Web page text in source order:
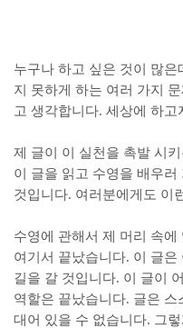
누구나 하고 싶은 것이 많
지 못하게 하는 여러 가지
고 생각합니다. 세상에 하
제 글이 이 실천을 촉발 시
이 글을 읽고 수영을 배우러
것입니다. 여러분에게도 이
수영에 관해서 제 머리 속
여기서 끝났습니다. 이 글
길을 갈 것입니다. 이 글이
역할은 끝났습니다. 글은 스
대어 있을 수 없습니다. 그